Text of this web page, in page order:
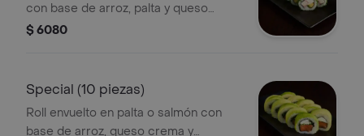
con base de arroz, palta y queso
crema más una proteína o verdura a
$ 6080
Special (10 piezas)
Roll envuelto en palta o salmón con
base de arroz, queso crema y